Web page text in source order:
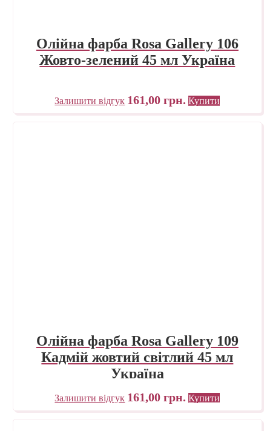
Олійна фарба Rosa Gallery 106
Жовто-зелений 45 мл Україна
Залишити відгук 161,00грн. Купити
Олійна фарба Rosa Gallery 109
Кадмій жовтий світлий 45 мл
Україна
Залишити відгук 161,00грн. Купити